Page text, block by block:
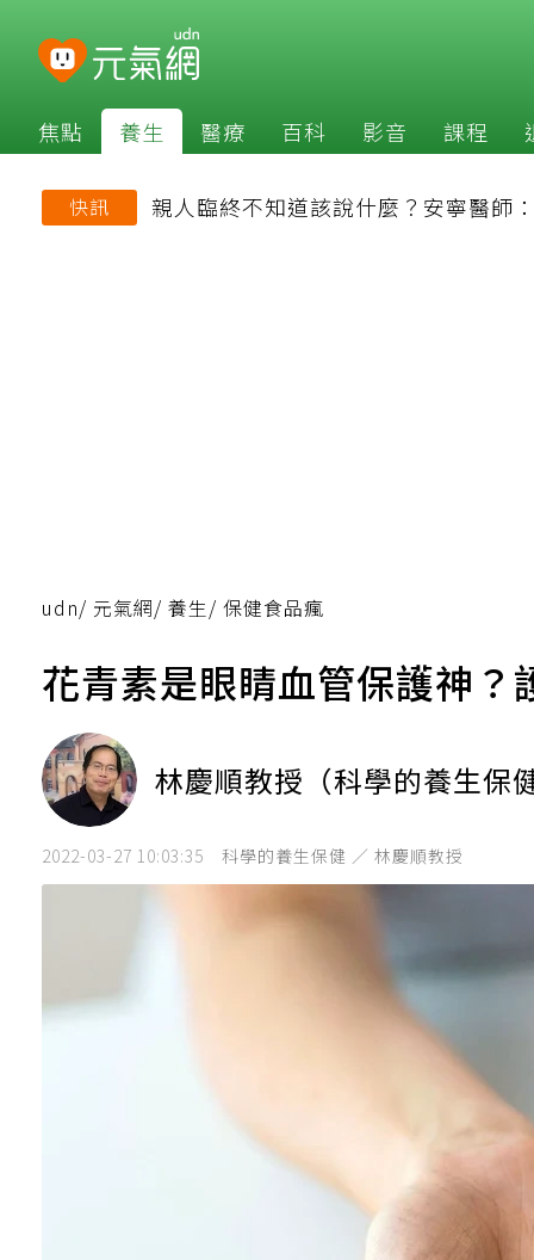
焦點 養生 醫療 百科 影音 課程
快訊 親人臨終不知道該說什麼？安寧醫師
udn/ 元氣網/ 養生/ 保健食品瘋
花青素是眼睛血管保護神
林慶順教授（科學的養生保
2022-03-27 10:03:35 科學的養生保健 ／ 林慶順教授